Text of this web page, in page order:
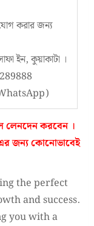
করার জন্য
ইন, কুয়াকাটা ।
লেনদেন করবেন ।
জন্য কোনোভাবেই
the perfect
and success.
you with a